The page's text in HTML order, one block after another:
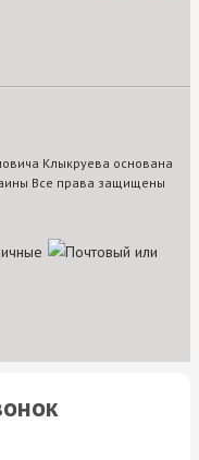
Клыкруева основана
Все права защищены